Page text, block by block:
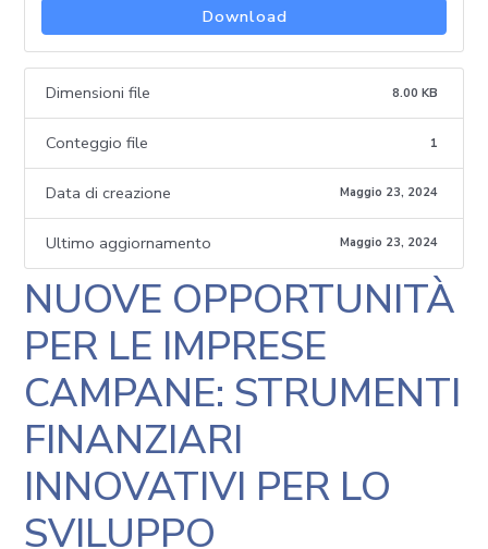
Download
Dimensioni file 8.00 KB
Conteggio file 1
Data di creazione Maggio 23, 2024
Ultimo aggiornamento Maggio 23, 2024
NUOVE OPPORTUNITÀ
PER LE IMPRESE
CAMPANE: STRUMENTI
FINANZIARI
INNOVATIVI PER LO
SVILUPPO